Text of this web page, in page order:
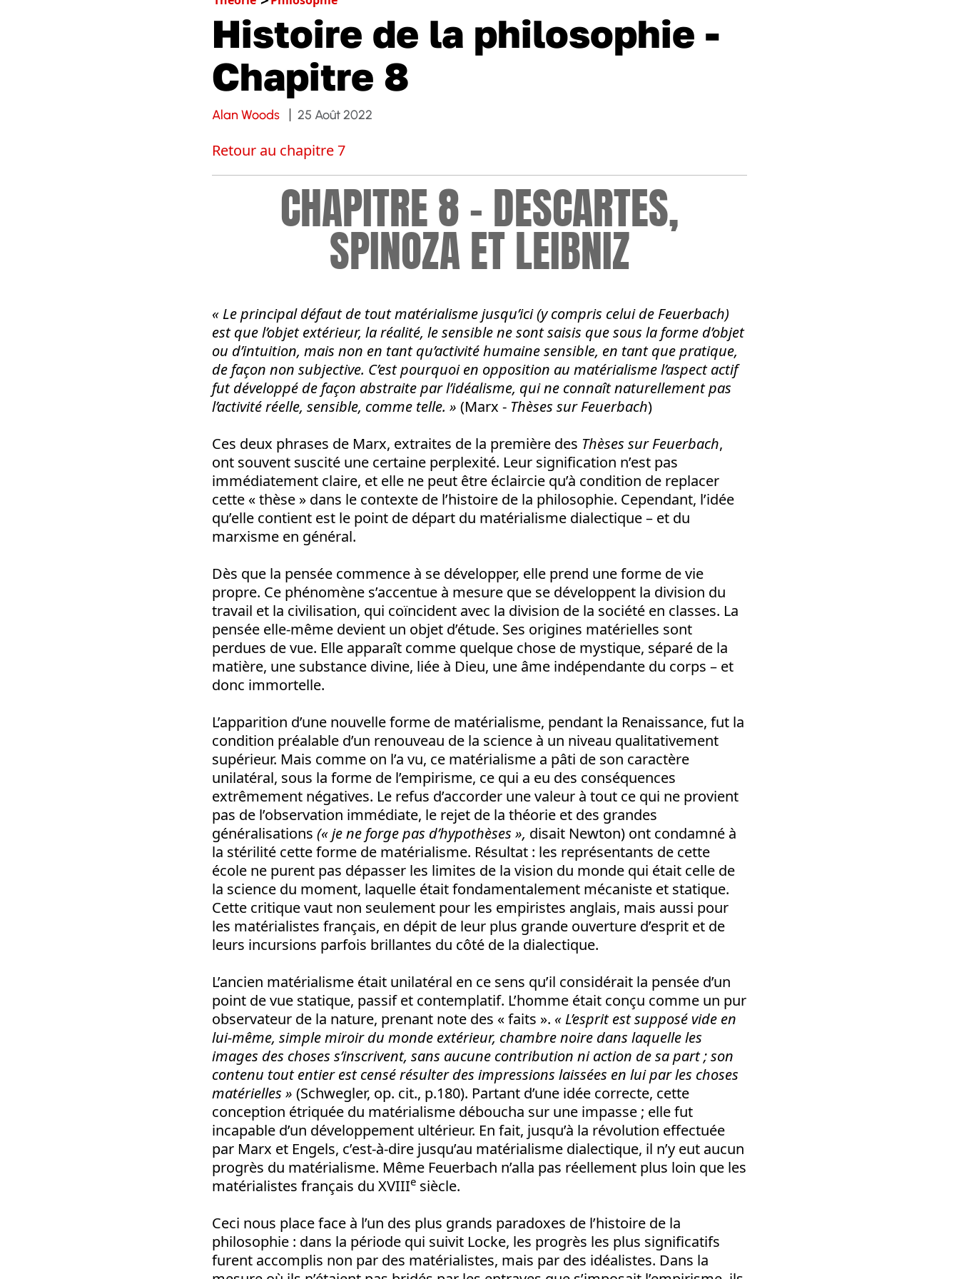
Histoire de la philosophie -
Chapitre 8
Alan Woods 25 Août 2022
Retour au chapitre 7
CHAPITRE 8 – DESCARTES,
SPINOZA ET LEIBNIZ
« Le principal défaut de tout matérialisme jusqu’ici (y compris celui de Feuerbach)
est que l’objet extérieur, la réalité, le sensible ne sont saisis que sous la forme d’objet
ou d’intuition, mais non en tant qu’activité humaine sensible, en tant que pratique,
de façon non subjective. C’est pourquoi en opposition au matérialisme l’aspect actif
fut développé de façon abstraite par l’idéalisme, qui ne connaît naturellement pas
l’activité réelle, sensible, comme telle. » (Marx - Thèses sur Feuerbach)
Ces deux phrases de Marx, extraites de la première des Thèses sur Feuerbach,
ont souvent suscité une certaine perplexité. Leur signification n’est pas
immédiatement claire, et elle ne peut être éclaircie qu’à condition de replacer
cette « thèse » dans le contexte de l’histoire de la philosophie. Cependant, l’idée
qu’elle contient est le point de départ du matérialisme dialectique – et du
marxisme en général.
Dès que la pensée commence à se développer, elle prend une forme de vie
propre. Ce phénomène s’accentue à mesure que se développent la division du
travail et la civilisation, qui coïncident avec la division de la société en classes. La
pensée elle-même devient un objet d’étude. Ses origines matérielles sont
perdues de vue. Elle apparaît comme quelque chose de mystique, séparé de la
matière, une substance divine, liée à Dieu, une âme indépendante du corps – et
donc immortelle.
L’apparition d’une nouvelle forme de matérialisme, pendant la Renaissance, fut la
condition préalable d’un renouveau de la science à un niveau qualitativement
supérieur. Mais comme on l’a vu, ce matérialisme a pâti de son caractère
unilatéral, sous la forme de l’empirisme, ce qui a eu des conséquences
extrêmement négatives. Le refus d’accorder une valeur à tout ce qui ne provient
pas de l’observation immédiate, le rejet de la théorie et des grandes
généralisations (« je ne forge pas d’hypothèses », disait Newton) ont condamné à
la stérilité cette forme de matérialisme. Résultat : les représentants de cette
école ne purent pas dépasser les limites de la vision du monde qui était celle de
la science du moment, laquelle était fondamentalement mécaniste et statique.
Cette critique vaut non seulement pour les empiristes anglais, mais aussi pour
les matérialistes français, en dépit de leur plus grande ouverture d’esprit et de
leurs incursions parfois brillantes du côté de la dialectique.
L’ancien matérialisme était unilatéral en ce sens qu’il considérait la pensée d’un
point de vue statique, passif et contemplatif. L’homme était conçu comme un pur
observateur de la nature, prenant note des « faits ». « L’esprit est supposé vide en
lui-même, simple miroir du monde extérieur, chambre noire dans laquelle les
images des choses s’inscrivent, sans aucune contribution ni action de sa part ; son
contenu tout entier est censé résulter des impressions laissées en lui par les choses
matérielles » (Schwegler, op. cit., p.180). Partant d’une idée correcte, cette
conception étriquée du matérialisme déboucha sur une impasse ; elle fut
incapable d’un développement ultérieur. En fait, jusqu’à la révolution effectuée
par Marx et Engels, c’est-à-dire jusqu’au matérialisme dialectique, il n’y eut aucun
progrès du matérialisme. Même Feuerbach n’alla pas réellement plus loin que les
matérialistes français du XVIIIe siècle.
Ceci nous place face à l’un des plus grands paradoxes de l’histoire de la
philosophie : dans la période qui suivit Locke, les progrès les plus significatifs
furent accomplis non par des matérialistes, mais par des idéalistes. Dans la